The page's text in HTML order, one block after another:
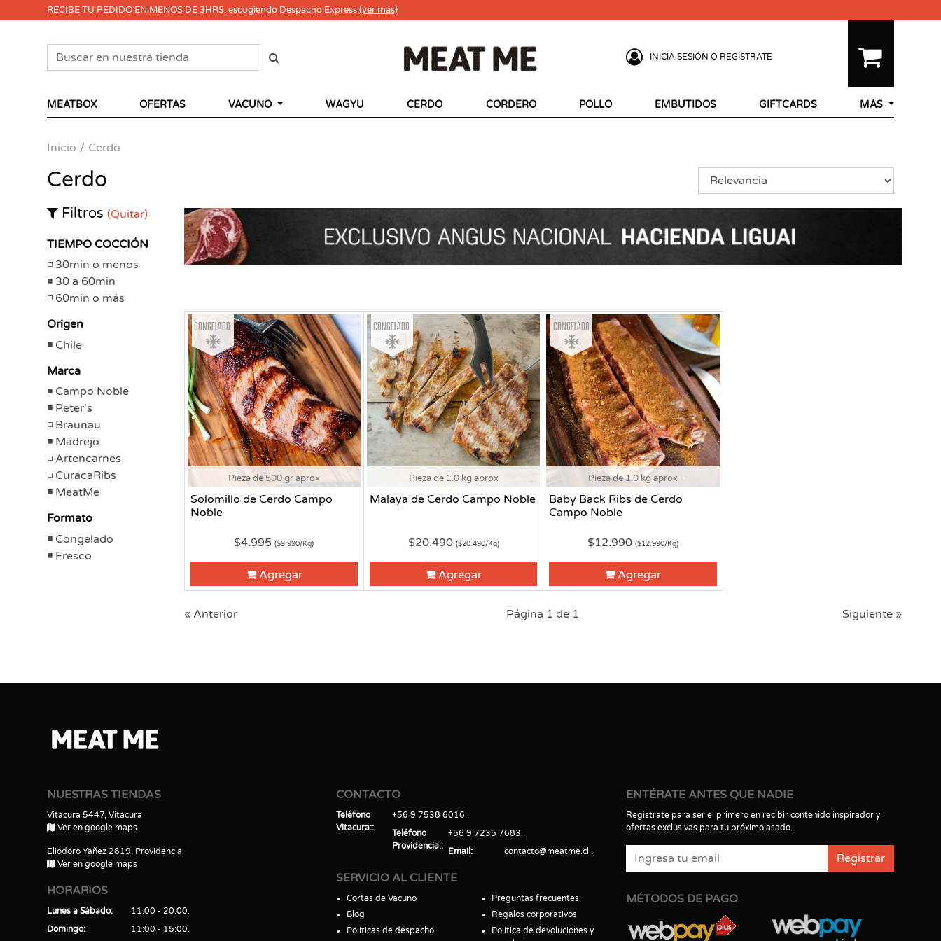
RECIBE TU PEDIDO EN MENOS DE 3HRS. escogiendo Despacho Express(ver más)
INICIA SESIÓN O REGÍSTRATE
MEATBOX OFERTAS VACUNO WAGYU CERDO CORDERO POLLO EMBUTIDOS GIFTCARDS MÁS
Inicio Cerdo
Cerdo
Filtros (Quitar)
TIEMPO COCCIÓN
30min o menos
30 a 60min
60min o más
Origen
Chile
Marca
Campo Noble
Peter's
Braunau
Madrejo
Artencarnes
CuracaRibs
MeatMe
Formato
Congelado
Fresco
Pieza de 500 gr aprox
Solomillo de Cerdo Campo
Noble
Congelado
$4.995($9.990/Kg)
Agregar
Pieza de 1.0 kg aprox
Malaya de Cerdo Campo Noble
Congelado
$20.490 ($20.490/Kg)
Agregar
Pieza de 1.0 kg aprox
Baby Back Ribs de Cerdo
Campo Noble
Congelado
$12.990 ($12.990/Kg)
Agregar
« Anterior Página 1 de 1 Siguiente »
NUESTRAS TIENDAS
Vitacura 5447, Vitacura
Ver en google maps
Eliodoro Yañez 2819, Providencia
Ver en google maps
HORARIOS
Lunes a Sábado
11:00 - 20:00
Domingo
11:00 - 15:00
CONTACTO
Teléfono
Vitacura:
+56 9 7538 6016
Teléfono
Providencia:
+56 9 7235 7683
Email
contacto@meatme.cl
SERVICIO AL CLIENTE
Cortes de Vacuno
Blog
Políticas de despacho
Preguntas frecuentes
Regalos corporativos
Política de devoluciones y
ENTÉRATE ANTES QUE NADIE
Regístrate para ser el primero en recibir contenido inspirador y
ofertas exclusivas para tu próximo asado.
Registrar
MÉTODOS DE PAGO